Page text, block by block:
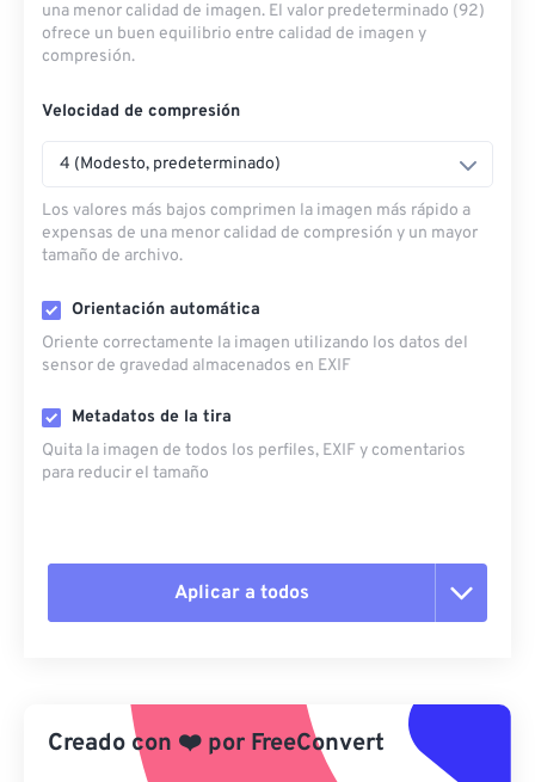
una menor calidad de imagen. El valor predeterminado (92)
ofrece un buen equilibrio entre calidad de imagen y
compresión.
Velocidad de compresión
4 (Modesto, predeterminado)
Los valores más bajos comprimen la imagen más rápido a
expensas de una menor calidad de compresión y un mayor
tamaño de archivo.
Orientación automática
Oriente correctamente la imagen utilizando los datos del
sensor de gravedad almacenados en EXIF
Metadatos de la tira
Quita la imagen de todos los perfiles, EXIF ​​y comentarios
para reducir el tamaño
Aplicar a todos
Aplicar desde el ajuste preestablecido
Guardar como preestablecido
Creado con ❤️ por FreeConvert